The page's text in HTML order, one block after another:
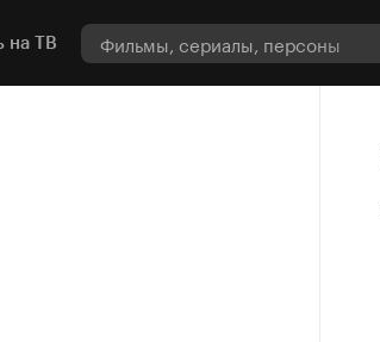
на ТВ